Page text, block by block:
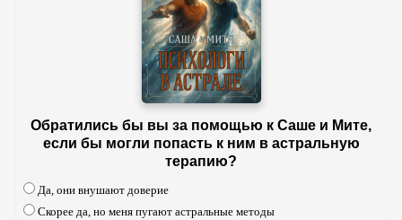
Обратились бы вы за помощью к Саше и Мите,
если бы могли попасть к ним в астральную
терапию?
Да, они внушают доверие
Скорее да, но меня пугают астральные методы